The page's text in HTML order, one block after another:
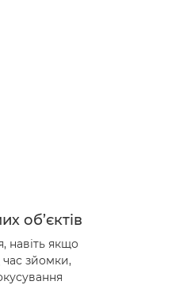
об’єктів
навіть якщо
час зйомки,